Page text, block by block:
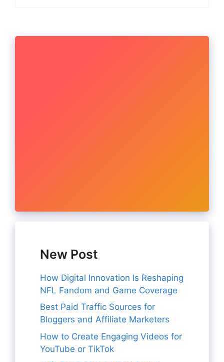
New Post
How Digital Innovation Is Reshaping
NFL Fandom and Game Coverage
Best Paid Traffic Sources for
Bloggers and Affiliate Marketers
How to Create Engaging Videos for
YouTube or TikTok